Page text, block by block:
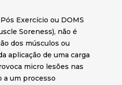
Exercício ou DOMS
Soreness), não é
dos músculos ou
aplicação de uma carga
micro lesões nas
a um processo